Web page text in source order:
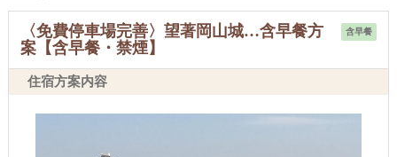
含早餐
〈免費停車場完善〉望著岡山城…含早餐方
案【含早餐・禁煙】
住宿方案内容